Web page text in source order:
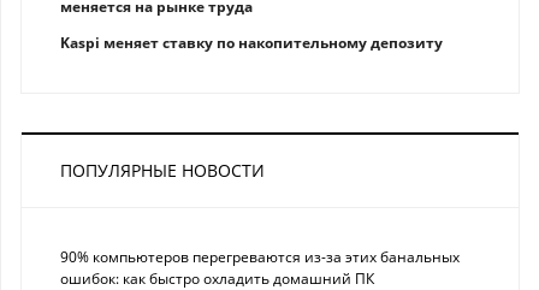
меняется на рынке труда
Kaspi меняет ставку по накопительному депозиту
ПОПУЛЯРНЫЕ НОВОСТИ
90% компьютеров перегреваются из-за этих банальных
ошибок: как быстро охладить домашний ПК